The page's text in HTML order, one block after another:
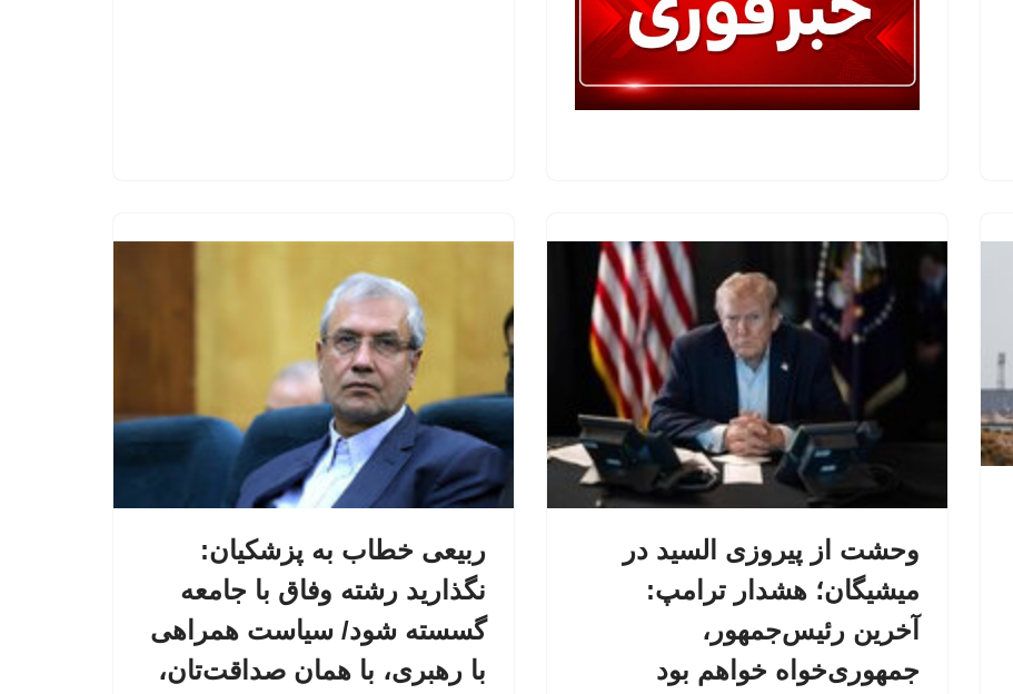
وحشت از پیروزی السید در
میشیگان؛ هشدار ترامپ:
آخرین رئیس‌جمهور،
جمهوری‌خواه خواهم بود
ربیعی خطاب به پزشکیان:
نگذارید رشته وفاق با جامعه
گسسته شود/ سیاست همراهی
با رهبری، با همان صداقت‌تان،